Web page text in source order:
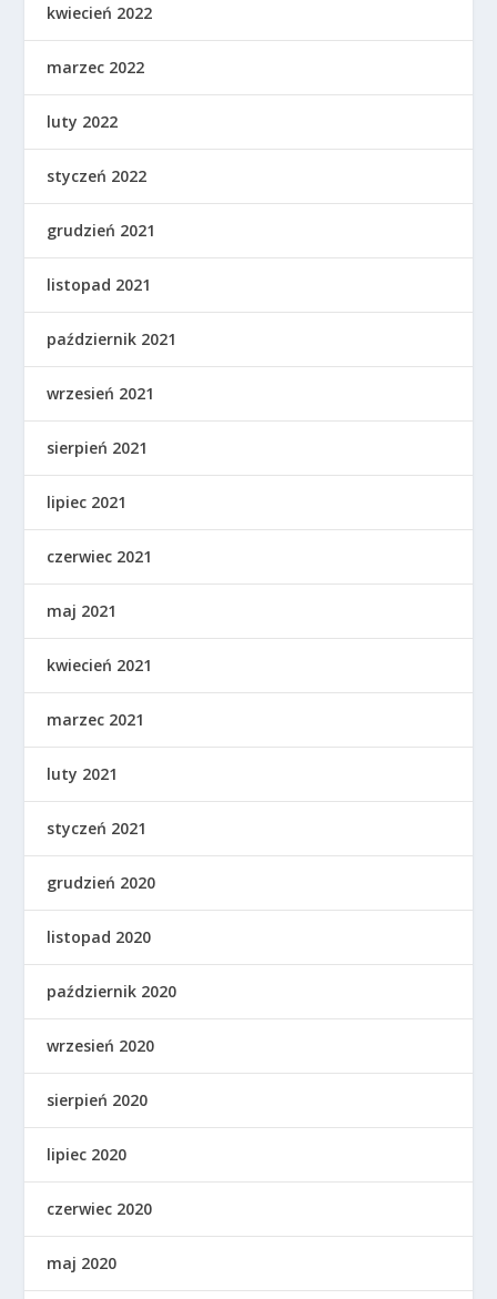
kwiecień 2022
marzec 2022
luty 2022
styczeń 2022
grudzień 2021
listopad 2021
październik 2021
wrzesień 2021
sierpień 2021
lipiec 2021
czerwiec 2021
maj 2021
kwiecień 2021
marzec 2021
luty 2021
styczeń 2021
grudzień 2020
listopad 2020
październik 2020
wrzesień 2020
sierpień 2020
lipiec 2020
czerwiec 2020
maj 2020